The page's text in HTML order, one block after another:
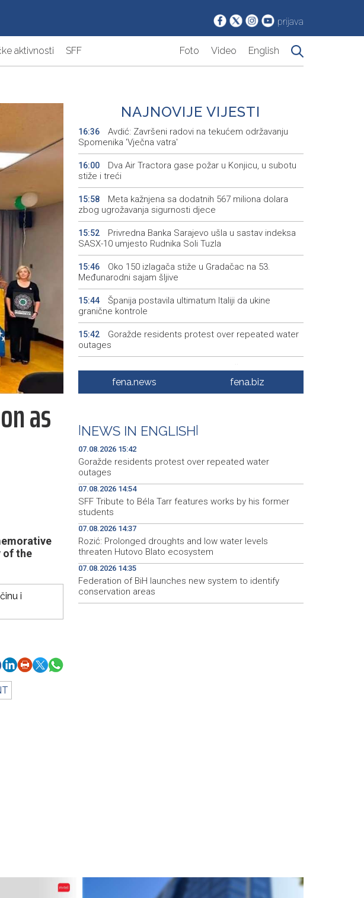
prijava
aktivnosti SFF Foto Video English
as
of the
i
NAJNOVIJE VIJESTI
16:36
Avdić: Završeni radovi na tekućem održavanju
Spomenika 'Vječna vatra'
16:00
Dva Air Tractora gase požar u Konjicu, u subotu
stiže i treći
15:58
Meta kažnjena sa dodatnih 567 miliona dolara
zbog ugrožavanja sigurnosti djece
15:52
Privredna Banka Sarajevo ušla u sastav indeksa
SASX-10 umjesto Rudnika Soli Tuzla
15:46
Oko 150 izlagača stiže u Gradačac na 53.
Međunarodni sajam šljive
15:44
Španija postavila ultimatum Italiji da ukine
granične kontrole
15:42
Goražde residents protest over repeated water
outages
Dani dijaspore Travnik 2026: Održan susret
gospodarstvenika
15:25
Na Sarajevskoj berzi sedmični promet 993.831
KM
fena.news fena.biz
NEWS IN ENGLISH
07.08.2026 15:42
Goražde residents protest over repeated water
outages
07.08.2026 14:54
SFF Tribute to Béla Tarr features works by his former
students
07.08.2026 14:37
Rozić: Prolonged droughts and low water levels
threaten Hutovo Blato ecosystem
07.08.2026 14:35
Federation of BiH launches new system to identify
conservation areas